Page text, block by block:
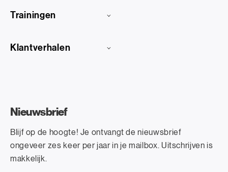
Trainingen
Klantverhalen
Nieuwsbrief
Blijf op de hoogte! Je ontvangt de nieuwsbrief
ongeveer zes keer per jaar in je mailbox. Uitschrijven is
makkelijk.